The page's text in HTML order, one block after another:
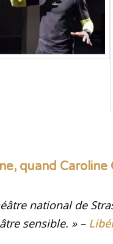
quand
national de
sensible. » –